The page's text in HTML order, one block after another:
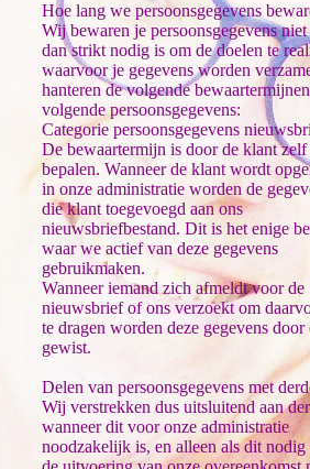
Hoe lang we persoonsgegevens
Wij bewaren je persoonsgegevens
dan strikt nodig is om de doelen te
waarvoor je gegevens worden
hanteren de volgende
volgende persoonsgegevens:
Categorie persoonsgegevens
De bewaartermijn is door de klant zelf
bepalen. Wanneer de klant wordt
in onze administratie worden de
die klant toegevoegd aan ons
nieuwsbriefbestand. Dit is het enige
waar we actief van deze gegevens
gebruikmaken.
Wanneer iemand zich afmeldt voor de
nieuwsbrief of ons verzoekt om
te dragen worden deze gegevens door
gewist.
Delen van persoonsgegevens met
Wij verstrekken dus uitsluitend aan
wanneer dit voor onze administratie
noodzakelijk is, en alleen als dit